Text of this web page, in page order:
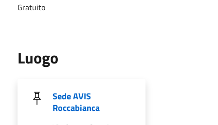
Gratuito
Luogo
Sede AVIS
Roccabianca